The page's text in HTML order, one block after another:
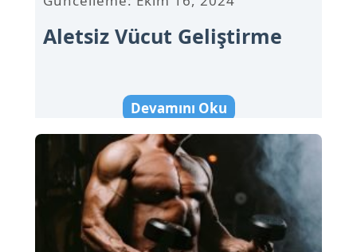
Aletsiz Vücut Geliştirme
Devamını Oku